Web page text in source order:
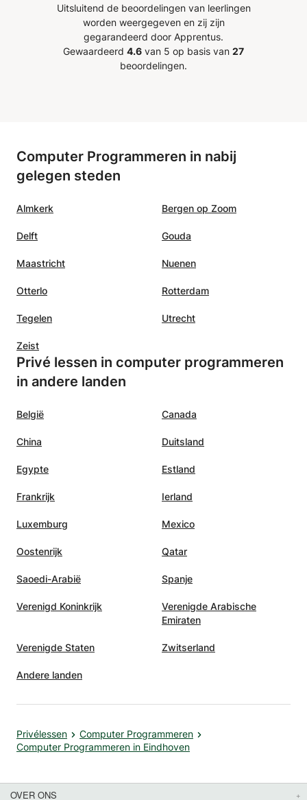
Uitsluitend de beoordelingen van leerlingen
worden weergegeven en zij zijn
gegarandeerd door Apprentus.
Gewaardeerd 4.6 van 5 op basis van 27
beoordelingen.
Computer Programmeren in nabij
gelegen steden
Almkerk Bergen op Zoom
Delft Gouda
Maastricht Nuenen
Otterlo Rotterdam
Tegelen Utrecht
Zeist
Privé lessen in computer programmeren
in andere landen
België Canada
China Duitsland
Egypte Estland
Frankrijk Ierland
Luxemburg Mexico
Oostenrijk Qatar
Saoedi-Arabië Spanje
Verenigd Koninkrijk
Verenigde Arabische
Emiraten
Verenigde Staten Zwitserland
Andere landen
Privélessen
Computer Programmeren
Computer Programmeren in Eindhoven
OVER ONS